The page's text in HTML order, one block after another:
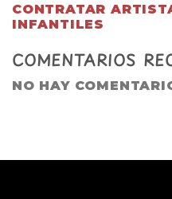
CONTRATAR
INFANTILES
COMENTARIOS
NO HAY